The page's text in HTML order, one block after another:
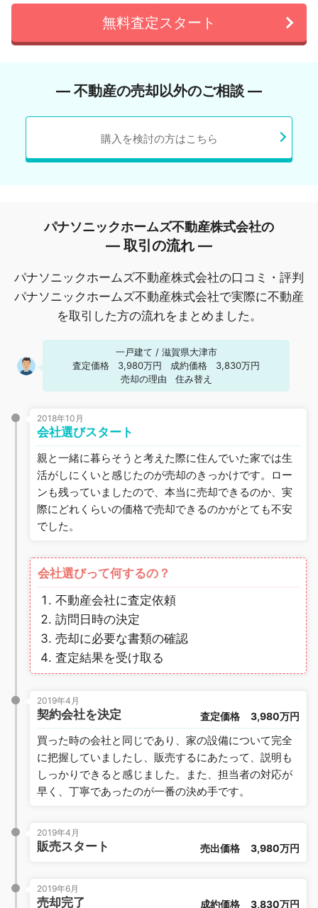
無料査定スタート
― 不動産の売却以外のご相談 ―
購入を検討の方はこちら
パナソニックホームズ不動産株式会社の
― 取引の流れ ―
パナソニックホームズ不動産株式会社の口コミ・評判
パナソニックホームズ不動産株式会社で実際に不動産
を取引した方の流れをまとめました。
一戸建て / 滋賀県大津市
査定価格
3,980万円 成約価格
3,830万円
売却の理由
住み替え
2018年10月
会社選びスタート
親と一緒に暮らそうと考えた際に住んでいた家では生
活がしにくいと感じたのが売却のきっかけです。ロー
ンも残っていましたので、本当に売却できるのか、実
際にどれくらいの価格で売却できるのかがとても不安
でした。
会社選びって何するの？
不動産会社に査定依頼
訪問日時の決定
売却に必要な書類の確認
査定結果を受け取る
2019年4月
契約会社を決定 査定価格 3,980万円
買った時の会社と同じであり、家の設備について完全
に把握していましたし、販売するにあたって、説明も
しっかりできると感じました。また、担当者の対応が
早く、丁寧であったのが一番の決め手です。
2019年4月
販売スタート 売出価格 3,980万円
2019年6月
売却完了 成約価格 3,830万円